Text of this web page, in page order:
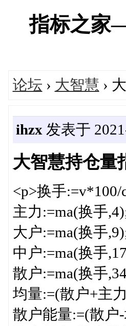
指标之家
论坛 › 大智慧 ›
ihzx 发表于
大智慧持仓量
<p>换手:=v*100/
主力:=ma(换手
大户:=ma(换手
中户:=ma(换手
散户:=ma(换手
均量:=(散户+主
散户能量:=(散户